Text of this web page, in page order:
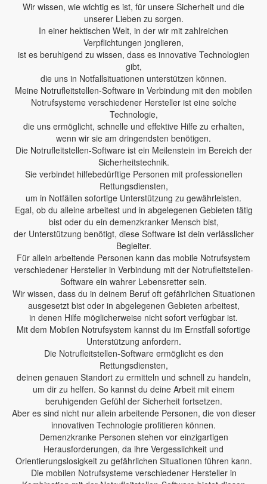
Wir wissen, wie wichtig es ist, für unsere Sicherheit und die
unserer Lieben zu sorgen.
In einer hektischen Welt, in der wir mit zahlreichen
Verpflichtungen jonglieren,
ist es beruhigend zu wissen, dass es innovative Technologien
gibt,
die uns in Notfallsituationen unterstützen können.
Meine Notrufleitstellen-Software in Verbindung mit den mobilen
Notrufsysteme verschiedener Hersteller ist eine solche
Technologie,
die uns ermöglicht, schnelle und effektive Hilfe zu erhalten,
wenn wir sie am dringendsten benötigen.
Die Notrufleitstellen-Software ist ein Meilenstein im Bereich der
Sicherheitstechnik.
Sie verbindet hilfebedürftige Personen mit professionellen
Rettungsdiensten,
um in Notfällen sofortige Unterstützung zu gewährleisten.
Egal, ob du alleine arbeitest und in abgelegenen Gebieten tätig
bist oder du ein demenzkranker Mensch bist,
der Unterstützung benötigt, diese Software ist dein verlässlicher
Begleiter.
Für allein arbeitende Personen kann das mobile Notrufsystem
verschiedener Hersteller in Verbindung mit der Notrufleitstellen-
Software ein wahrer Lebensretter sein.
Wir wissen, dass du in deinem Beruf oft gefährlichen Situationen
ausgesetzt bist oder in abgelegenen Gebieten arbeitest,
in denen Hilfe möglicherweise nicht sofort verfügbar ist.
Mit dem Mobilen Notrufsystem kannst du im Ernstfall sofortige
Unterstützung anfordern.
Die Notrufleitstellen-Software ermöglicht es den
Rettungsdiensten,
deinen genauen Standort zu ermitteln und schnell zu handeln,
um dir zu helfen. So kannst du deine Arbeit mit einem
beruhigenden Gefühl der Sicherheit fortsetzen.
Aber es sind nicht nur allein arbeitende Personen, die von dieser
innovativen Technologie profitieren können.
Demenzkranke Personen stehen vor einzigartigen
Herausforderungen, da ihre Vergesslichkeit und
Orientierungslosigkeit zu gefährlichen Situationen führen kann.
Die mobilen Notrufsysteme verschiedener Hersteller in